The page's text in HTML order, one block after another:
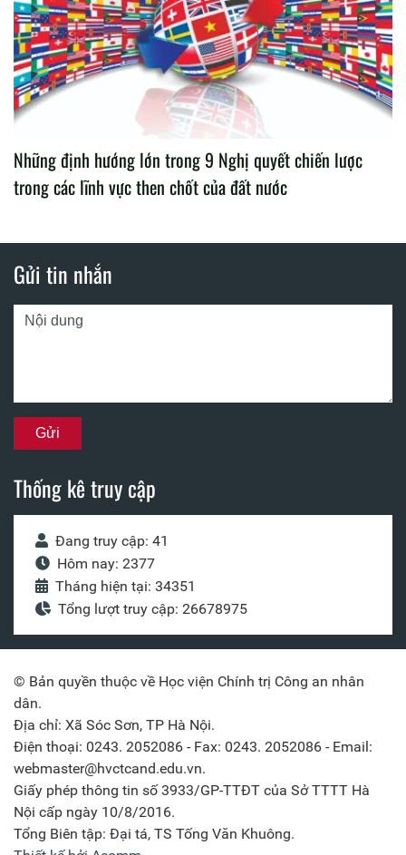
Những định hướng lớn trong 9 Nghị quyết chiến lược
trong các lĩnh vực then chốt của đất nước
Gửi tin nhắn
Thống kê truy cập
Đang truy cập: 41
Hôm nay: 2377
Tháng hiện tại: 34351
Tổng lượt truy cập: 26678975
© Bản quyền thuộc về Học viện Chính trị Công an nhân
dân.
Địa chỉ: Xã Sóc Sơn, TP Hà Nội.
Điện thoại: 0243. 2052086 - Fax: 0243. 2052086 - Email:
webmaster@hvctcand.edu.vn.
Giấy phép thông tin số 3933/GP-TTĐT của Sở TTTT Hà
Nội cấp ngày 10/8/2016.
Tổng Biên tập: Đại tá, TS Tống Văn Khuông.